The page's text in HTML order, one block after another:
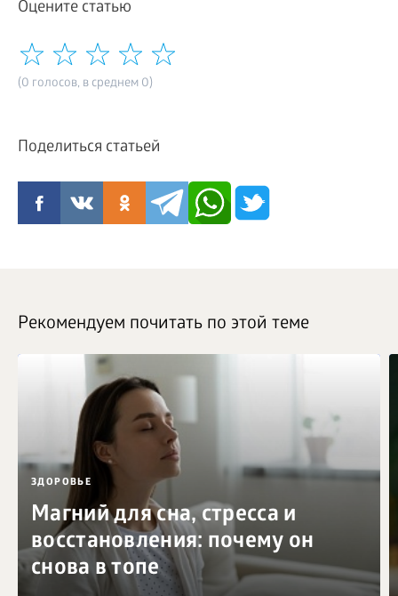
Оцените статью
(0 голосов, в среднем 0)
Поделиться статьей
Рекомендуем почитать по этой теме
ЗДОРОВЬЕ
Магний для сна, стресса и
восстановления: почему он
снова в топе